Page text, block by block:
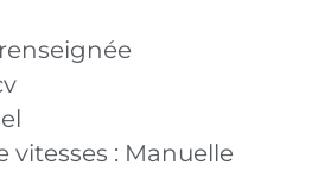
vitesses : Manuelle